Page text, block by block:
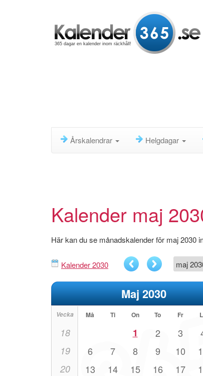
365 dagar en kalender inom räckhåll!
Årskalendrar Helgdagar
Kalender maj
Här kan du se månadskalender för maj 2030
Kalender 2030
Maj 2030
Vecka Må Ti On To Fr
18 1 2 3
19 6 7 8 9 10
20 13 14 15 16 17